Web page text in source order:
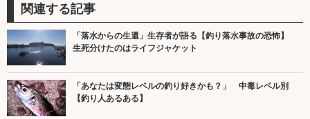
関連する記事
「落水からの生還」生存者が語る【釣り落水事故の恐怖】
生死分けたのはライフジャケット
「あなたは変態レベルの釣り好きかも？」 中毒レベル別
【釣り人あるある】